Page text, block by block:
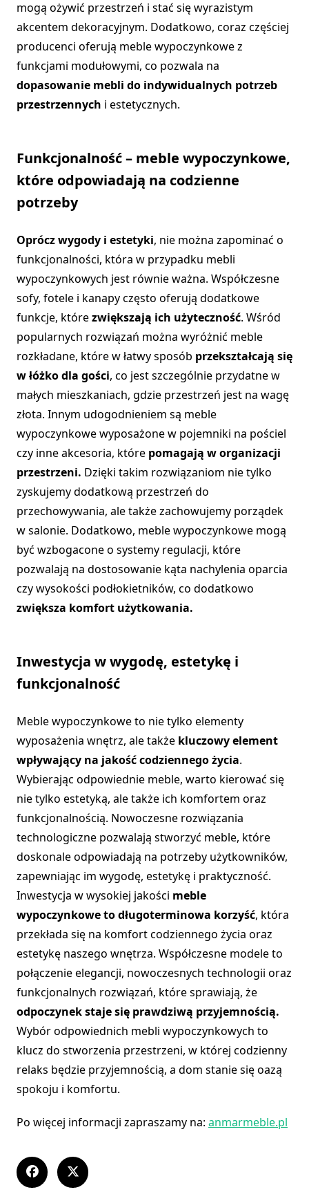
mogą ożywić przestrzeń i stać się wyrazistym
akcentem dekoracyjnym. Dodatkowo, coraz częściej
producenci oferują meble wypoczynkowe z
funkcjami modułowymi, co pozwala na
dopasowanie mebli do indywidualnych potrzeb
przestrzennych i estetycznych.
Funkcjonalność – meble wypoczynkowe,
które odpowiadają na codzienne
potrzeby
Oprócz wygody i estetyki, nie można zapominać o
funkcjonalności, która w przypadku mebli
wypoczynkowych jest równie ważna. Współczesne
sofy, fotele i kanapy często oferują dodatkowe
funkcje, którezwiększają ich użyteczność. Wśród
popularnych rozwiązań można wyróżnić meble
rozkładane, które w łatwy sposób przekształcają się
w łóżko dla gości, co jest szczególnie przydatne w
małych mieszkaniach, gdzie przestrzeń jest na wagę
złota. Innym udogodnieniem są meble
wypoczynkowe wyposażone w pojemniki na pościel
czy inne akcesoria, które pomagają w organizacji
przestrzeni. Dzięki takim rozwiązaniom nie tylko
zyskujemy dodatkową przestrzeń do
przechowywania, ale także zachowujemy porządek
w salonie. Dodatkowo, meble wypoczynkowe mogą
być wzbogacone o systemy regulacji, które
pozwalają na dostosowanie kąta nachylenia oparcia
czy wysokości podłokietników, co dodatkowo
zwiększa komfort użytkowania.
Inwestycja w wygodę, estetykę i
funkcjonalność
Meble wypoczynkowe to nie tylko elementy
wyposażenia wnętrz, ale także kluczowy element
wpływający na jakość codziennego życia.
Wybierając odpowiednie meble, warto kierować się
nie tylko estetyką, ale także ich komfortem oraz
funkcjonalnością. Nowoczesne rozwiązania
technologiczne pozwalają stworzyć meble, które
doskonale odpowiadają na potrzeby użytkowników,
zapewniając im wygodę, estetykę i praktyczność.
Inwestycja w wysokiej jakości meble
wypoczynkowe to długoterminowa korzyść, która
przekłada się na komfort codziennego życia oraz
estetykę naszego wnętrza. Współczesne modele to
połączenie elegancji, nowoczesnych technologii oraz
funkcjonalnych rozwiązań, które sprawiają, że
odpoczynek staje się prawdziwą przyjemnością.
Wybór odpowiednich mebli wypoczynkowych to
klucz do stworzenia przestrzeni, w której codzienny
relaks będzie przyjemnością, a dom stanie się oazą
spokoju i komfortu.
Po więcej informacji zapraszamy na: anmarmeble.pl